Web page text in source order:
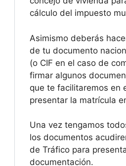
cálculo del impuesto
Asimismo deberás
de tu documento
(o CIF en el caso de
firmar algunos
que te facilitaremos en
presentar la matrícula
Una vez tengamos
los documentos
de Tráfico para
documentación.